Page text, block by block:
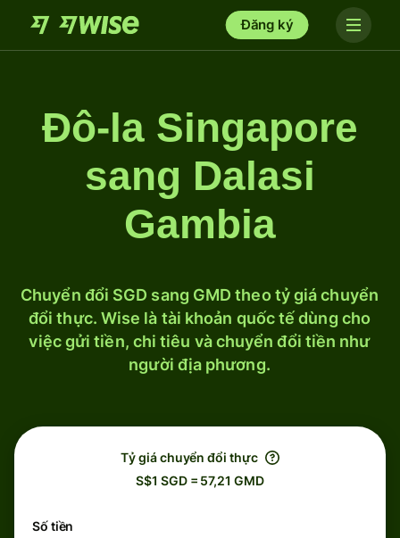
Đăng ký
Đô-la Singapore
sang Dalasi
Gambia
Chuyển đổi SGD sang GMD theo tỷ giá chuyển
đổi thực. Wise là tài khoản quốc tế dùng cho
việc gửi tiền, chi tiêu và chuyển đổi tiền như
người địa phương.
Tỷ giá chuyển đổi thực
S$1 SGD = 57,21 GMD
Số tiền